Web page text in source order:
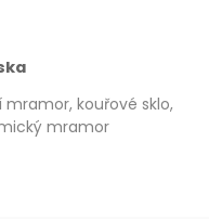
kouřové sklo,
mramor